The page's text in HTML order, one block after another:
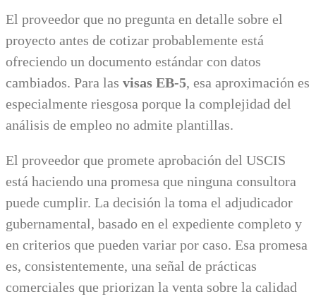
El proveedor que no pregunta en detalle sobre el
proyecto antes de cotizar probablemente está
ofreciendo un documento estándar con datos
cambiados. Para las visas EB-5, esa aproximación es
especialmente riesgosa porque la complejidad del
análisis de empleo no admite plantillas.
El proveedor que promete aprobación del USCIS
está haciendo una promesa que ninguna consultora
puede cumplir. La decisión la toma el adjudicador
gubernamental, basado en el expediente completo y
en criterios que pueden variar por caso. Esa promesa
es, consistentemente, una señal de prácticas
comerciales que priorizan la venta sobre la calidad